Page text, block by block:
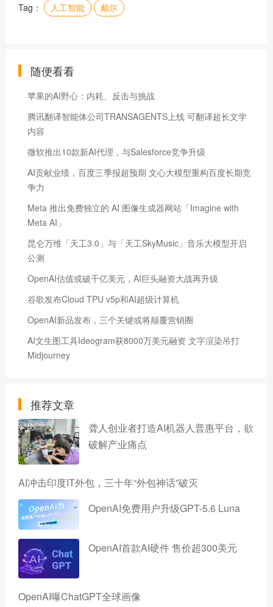
Tag： 人工智能 戴尔
随便看看
苹果的AI野心：内耗、反击与挑战
腾讯翻译智能体公司TRANSAGENTS上线 可翻译超长文学
内容
微软推出10款新AI代理，与Salesforce竞争升级
AI贡献业绩，百度三季报超预期 文心大模型重构百度长期竞
争力
Meta 推出免费独立的 AI 图像生成器网站「Imagine with
Meta AI」
昆仑万维「天工3.0」与「天工SkyMusic」音乐大模型开启
公测
OpenAI估值或破千亿美元，AI巨头融资大战再升级
谷歌发布Cloud TPU v5p和AI超级计算机
OpenAI新品发布，三个关键或将颠覆营销圈
AI文生图工具Ideogram获8000万美元融资 文字渲染吊打
Midjourney
推荐文章
聋人创业者打造AI机器人普惠平台，欲
破解产业痛点
AI冲击印度IT外包，三十年“外包神话”破灭
OpenAI免费用户升级GPT-5.6 Luna
OpenAI首款AI硬件 售价超300美元
OpenAI曝ChatGPT全球画像